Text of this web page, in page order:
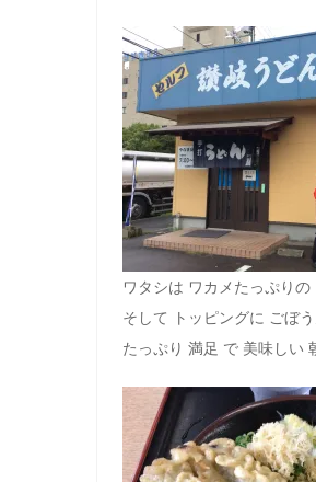
ワタシは ワカメたっぷり
そして トッピングに ごぼ
たっぷり 満足 で 美味しい